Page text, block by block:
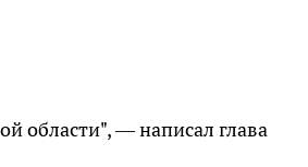
области", — написал глава